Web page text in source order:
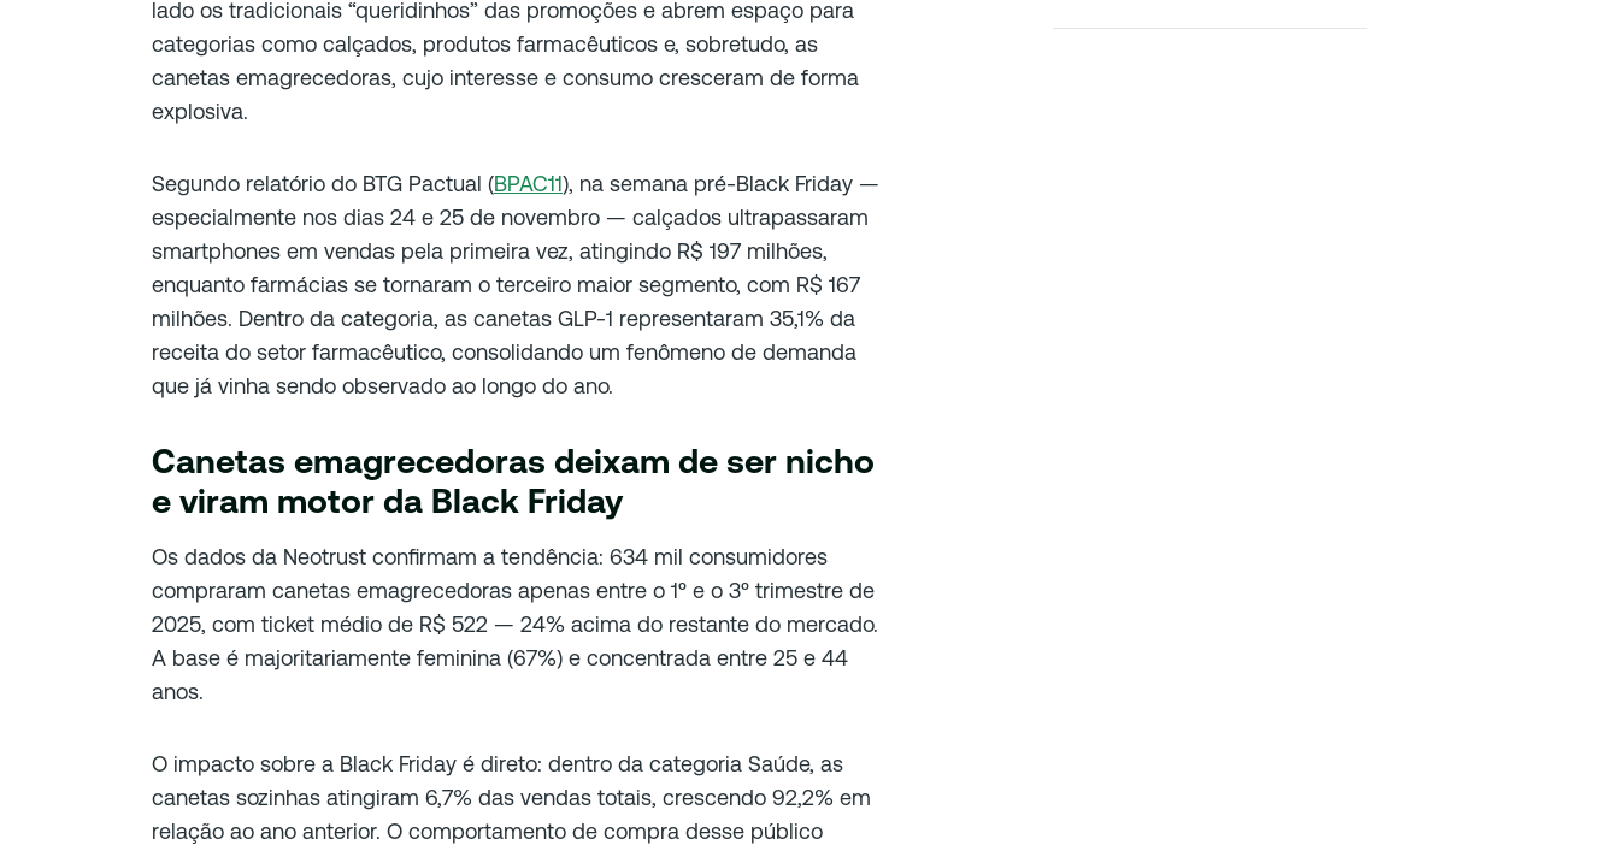
lado os tradicionais “queridinhos” das promoções e abrem espaço para
categorias como calçados, produtos farmacêuticos e, sobretudo, as
canetas emagrecedoras, cujo interesse e consumo cresceram de forma
explosiva.
Segundo relatório do BTG Pactual (BPAC11), na semana pré-Black Friday —
especialmente nos dias 24 e 25 de novembro — calçados ultrapassaram
smartphones em vendas pela primeira vez, atingindo R$ 197 milhões,
enquanto farmácias se tornaram o terceiro maior segmento, com R$ 167
milhões. Dentro da categoria, as canetas GLP-1 representaram 35,1% da
receita do setor farmacêutico, consolidando um fenômeno de demanda
que já vinha sendo observado ao longo do ano.
Canetas emagrecedoras deixam de ser nicho
e viram motor da Black Friday
Os dados da Neotrust confirmam a tendência: 634 mil consumidores
compraram canetas emagrecedoras apenas entre o 1º e o 3º trimestre de
2025, com ticket médio de R$ 522 — 24% acima do restante do mercado.
A base é majoritariamente feminina (67%) e concentrada entre 25 e 44
anos.
O impacto sobre a Black Friday é direto: dentro da categoria Saúde, as
canetas sozinhas atingiram 6,7% das vendas totais, crescendo 92,2% em
relação ao ano anterior. O comportamento de compra desse público